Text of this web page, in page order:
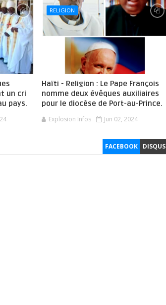
un cri
pays.
RELIGION
Haïti - Religion : Le Pape François
nomme deux évêques auxiliaires
pour le diocèse de Port-au-Prince.
Explosion Infos Jun 02, 2024
FACEBOOK DISQUS